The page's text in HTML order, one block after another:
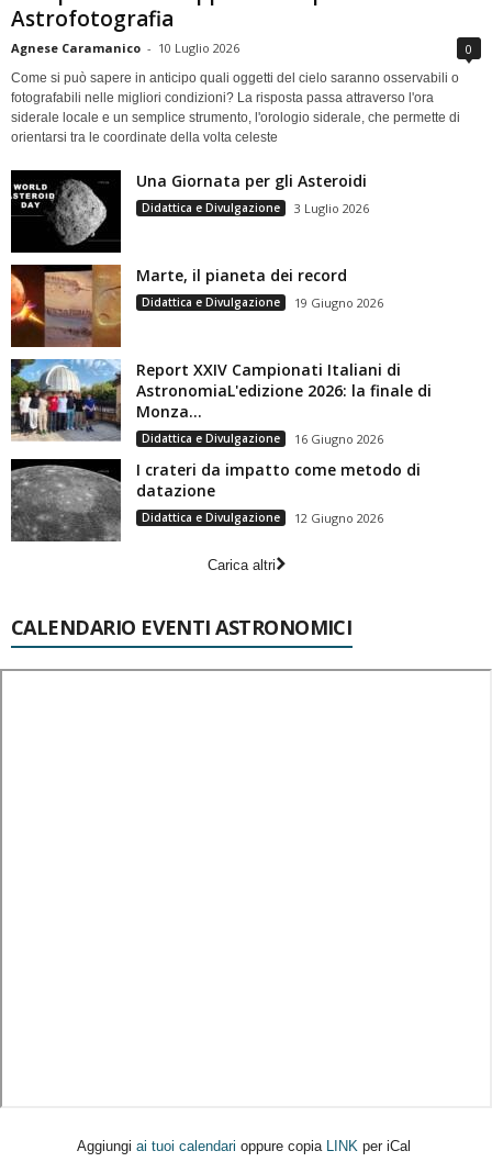
Astrofotografia
Agnese Caramanico - 10 Luglio 2026 0
Come si può sapere in anticipo quali oggetti del cielo saranno osservabili o
fotografabili nelle migliori condizioni? La risposta passa attraverso l'ora
siderale locale e un semplice strumento, l'orologio siderale, che permette di
orientarsi tra le coordinate della volta celeste
Una Giornata per gli Asteroidi
Didattica e Divulgazione 3 Luglio 2026
Marte, il pianeta dei record
Didattica e Divulgazione 19 Giugno 2026
Report XXIV Campionati Italiani di
AstronomiaL'edizione 2026: la finale di
Monza...
Didattica e Divulgazione 16 Giugno 2026
I crateri da impatto come metodo di
datazione
Didattica e Divulgazione 12 Giugno 2026
Carica altri
CALENDARIO EVENTI ASTRONOMICI
Aggiungi ai tuoi calendari oppure copia LINK per iCal